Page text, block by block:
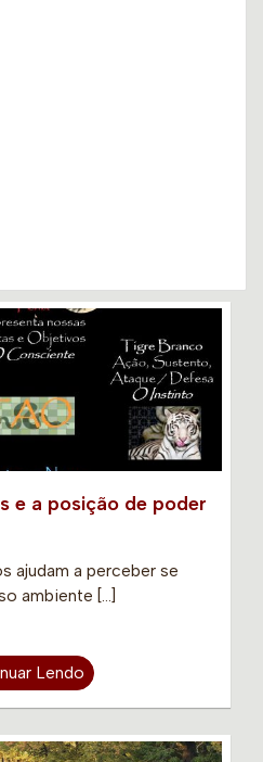
e a posição de poder
ajudam a perceber se
ambiente […]
Lendo